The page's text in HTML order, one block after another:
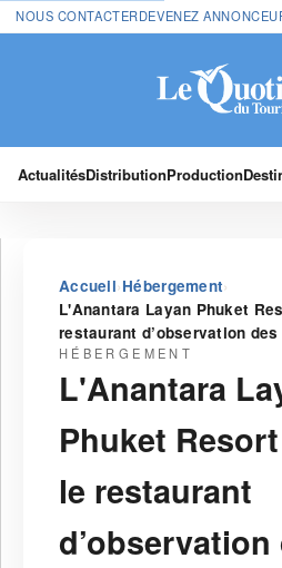
NOUS CONTACTERDEVENEZ
ActualitésDistributionProduction
Accueil›Hébergement›
L'Anantara Layan Phuket
restaurant d’observation
HÉBERGEMENT
L'Anantara
Phuket
le restaurant
d’observation